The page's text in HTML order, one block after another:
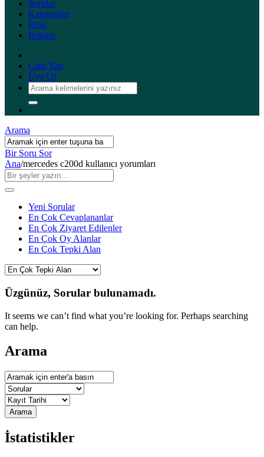
Sorular
Kategoriler
Blog
İletişim
Giriş Yap
Üye Ol
Arama
Bir Soru Sor
Ana/mercedes c200d kullanıcı yorumları
Yeni Sorular
En Çok Cevaplananlar
En Çok Ziyaret Edilenler
En Çok Oy Alanlar
En Çok Tepki Alan
Kullanıcı
Yorumları
ve
En
sonuncu
Sorular
Üzgünüz, Sorular bulunamadı.
It seems we can’t find what you’re looking for. Perhaps searching
can help.
Arama
Arama
İstatistikler